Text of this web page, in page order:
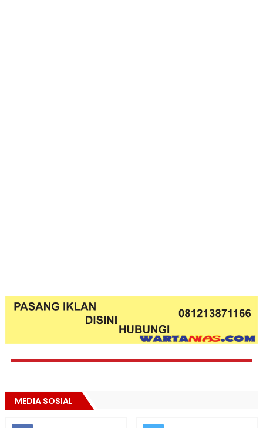
MEDIA SOSIAL